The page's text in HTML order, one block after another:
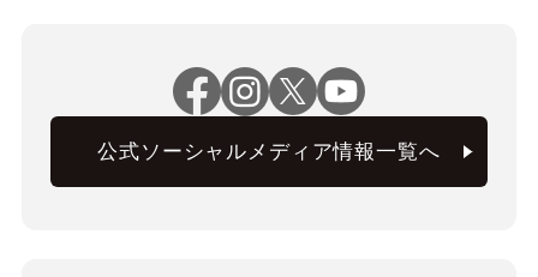
公式ソーシャルメディア情報一覧へ